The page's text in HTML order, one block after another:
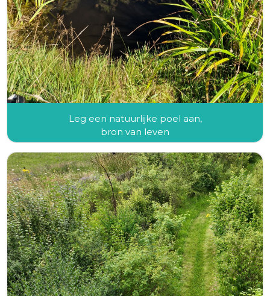
Leg een natuurlijke poel aan,
bron van leven